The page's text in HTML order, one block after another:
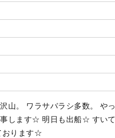
山。 ワラサバラシ多数。 やっ
します☆ 明日も出船☆ すいて
おります☆